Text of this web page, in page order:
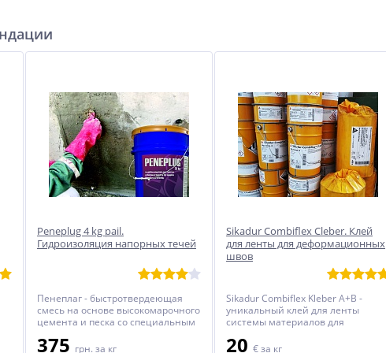
высокую эластичность. Срок
службы не менее 20 лет!
Peneplug 4 kg pail.
Гидроизоляция напорных течей
Пенеплаг - быстротвердеющая
смесь на основе высокомарочного
цемента и песка со специальным
которые придают материалу
375 грн. за кг
Sikadur Combiflex Cleber. Клей
для ленты для деформационных
швов
Sikadur Combiflex Kleber A+B -
уникальный клей для ленты
системы материалов для
швов в ответственных подземных
20 €за кг